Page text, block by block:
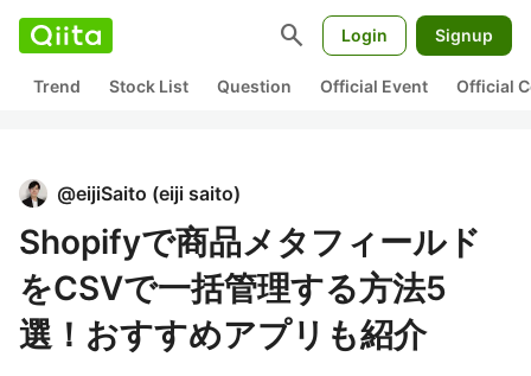
search Login Signup
Trend Stock List Question Official Event Official
@eijiSaito (eiji saito)
Shopifyで商品メタフィールド
をCSVで一括管理する方法5
選！おすすめアプリも紹介